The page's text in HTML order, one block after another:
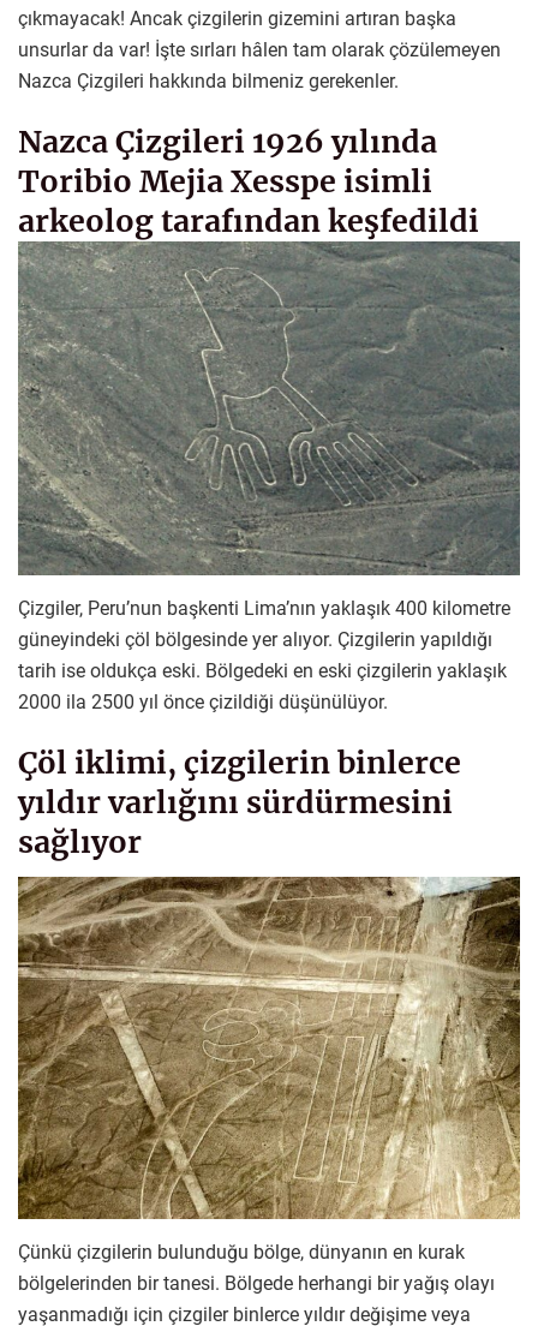
çıkmayacak! Ancak çizgilerin gizemini artıran başka
unsurlar da var! İşte sırları hâlen tam olarak çözülemeyen
Nazca Çizgileri hakkında bilmeniz gerekenler.
Nazca Çizgileri 1926 yılında
Toribio Mejia Xesspe isimli
arkeolog tarafından keşfedildi
Çizgiler, Peru’nun başkenti Lima’nın yaklaşık 400 kilometre
güneyindeki çöl bölgesinde yer alıyor. Çizgilerin yapıldığı
tarih ise oldukça eski. Bölgedeki en eski çizgilerin yaklaşık
2000 ila 2500 yıl önce çizildiği düşünülüyor.
Çöl iklimi, çizgilerin binlerce
yıldır varlığını sürdürmesini
sağlıyor
Çünkü çizgilerin bulunduğu bölge, dünyanın en kurak
bölgelerinden bir tanesi. Bölgede herhangi bir yağış olayı
yaşanmadığı için çizgiler binlerce yıldır değişime veya